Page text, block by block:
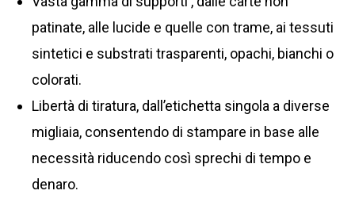
patinate, alle lucide e quelle con trame, ai tessuti
sintetici e substrati trasparenti, opachi, bianchi o
colorati.
Libertà di tiratura, dall’etichetta singola a diverse
migliaia, consentendo di stampare in base alle
necessità riducendo così sprechi di tempo e
denaro.